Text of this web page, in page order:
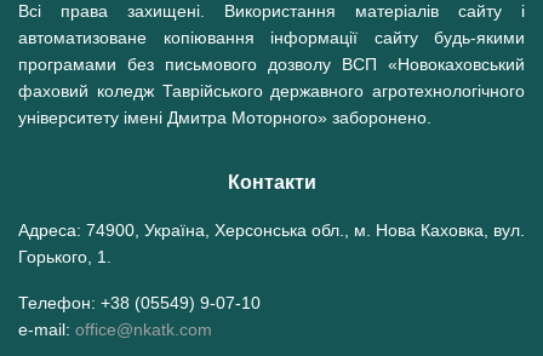
Всі права захищені. Використання матеріалів сайту і
автоматизоване копіювання інформації сайту будь-якими
програмами без письмового дозволу ВСП «Новокаховський
фаховий коледж Таврійського державного агротехнологічного
університету імені Дмитра Моторного» заборонено.
Контакти
Адреса: 74900, Україна, Херсонська обл., м. Нова Каховка, вул.
Горького, 1.
Телефон: +38 (05549) 9-07-10
e-mail: office@nkatk.com